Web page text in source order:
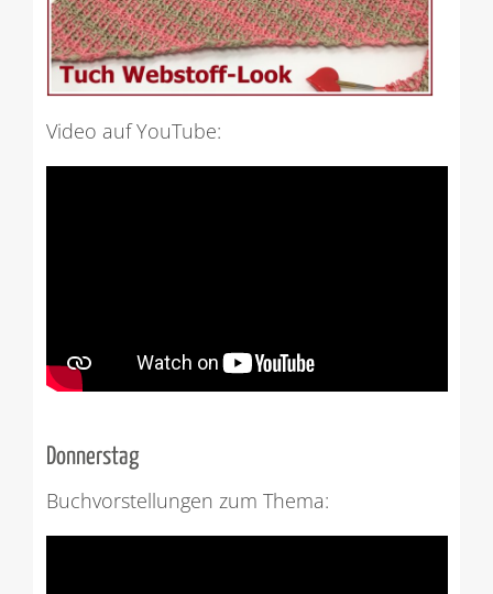
Video auf YouTube:
Donnerstag
Buchvorstellungen zum Thema: